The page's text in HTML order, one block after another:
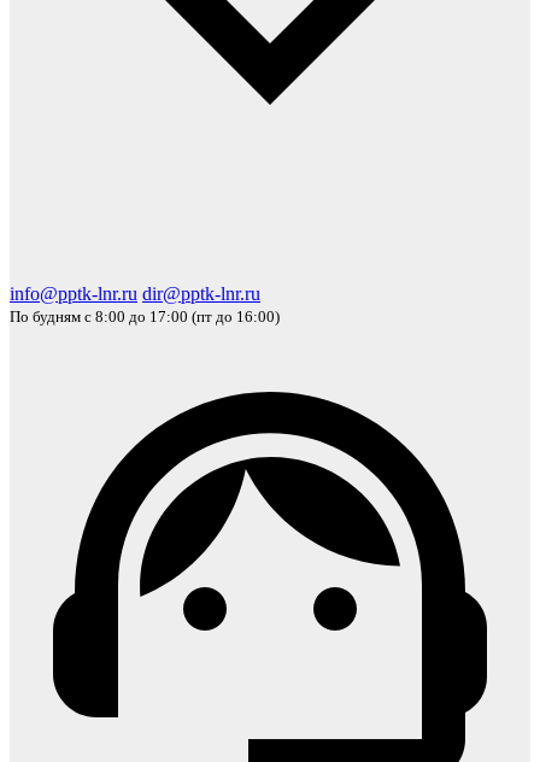
info@pptk-lnr.ru dir@pptk-lnr.ru
По будням с 8:00 до 17:00 (пт до 16:00)